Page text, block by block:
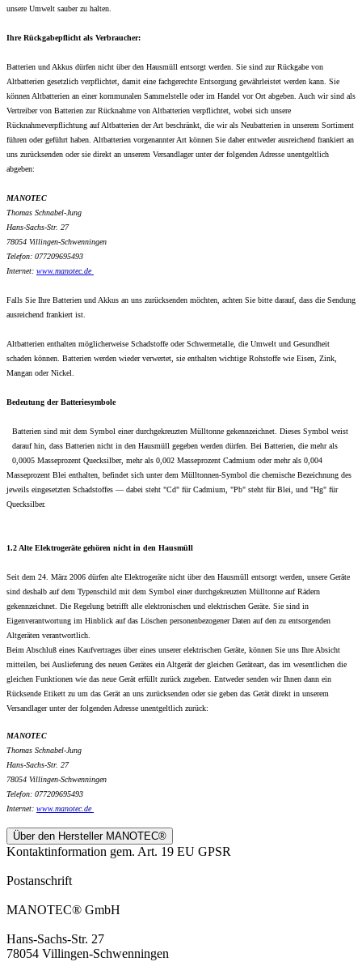
unsere Umwelt sauber zu halten.
Ihre Rückgabepflicht als Verbraucher:
Batterien und Akkus dürfen nicht über den Hausmüll entsorgt werden. Sie sind zur Rückgabe von
Altbatterien gesetzlich verpflichtet, damit eine fachgerechte Entsorgung gewährleistet werden kann. Sie
können Altbatterien an einer kommunalen Sammelstelle oder im Handel vor Ort abgeben. Auch wir sind als
Vertreiber von Batterien zur Rücknahme von Altbatterien verpflichtet, wobei sich unsere
Rücknahmeverpflichtung auf Altbatterien der Art beschränkt, die wir als Neubatterien in unserem Sortiment
führen oder geführt haben. Altbatterien vorgenannter Art können Sie daher entweder ausreichend frankiert an
uns zurücksenden oder sie direkt an unserem Versandlager unter der folgenden Adresse unentgeltlich
abgeben:
MANOTEC
Thomas Schnabel-Jung
Hans-Sachs-Str. 27
78054 Villingen-Schwenningen
Telefon: 077209695493
Internet: www.manotec.de
Falls Sie Ihre Batterien und Akkus an uns zurücksenden möchten, achten Sie bitte darauf, dass die Sendung
ausreichend frankiert ist.
Altbatterien enthalten möglicherweise Schadstoffe oder Schwermetalle, die Umwelt und Gesundheit
schaden können. Batterien werden wieder verwertet, sie enthalten wichtige Rohstoffe wie Eisen, Zink,
Mangan oder Nickel.
Bedeutung der Batteriesymbole
Batterien sind mit dem Symbol einer durchgekreuzten Mülltonne gekennzeichnet. Dieses Symbol weist
darauf hin, dass Batterien nicht in den Hausmüll gegeben werden dürfen. Bei Batterien, die mehr als
0,0005 Masseprozent Quecksilber, mehr als 0,002 Masseprozent Cadmium oder mehr als 0,004
Masseprozent Blei enthalten, befindet sich unter dem Mülltonnen-Symbol die chemische Bezeichnung des
jeweils eingesetzten Schadstoffes — dabei steht "Cd" für Cadmium, "Pb" steht für Blei, und "Hg" für
Quecksilber.
1.2 Alte Elektrogeräte gehören nicht in den Hausmüll
Seit dem 24. März 2006 dürfen alte Elektrogeräte nicht über den Hausmüll entsorgt werden, unsere Geräte
sind deshalb auf dem Typenschild mit dem Symbol einer durchgekreuzten Mülltonne auf Rädern
gekennzeichnet. Die Regelung betrifft alle elektronischen und elektrischen Geräte. Sie sind in
Eigenverantwortung im Hinblick auf das Löschen personenbezogener Daten auf den zu entsorgenden
Altgeräten verantwortlich.
Beim Abschluß eines Kaufvertrages über eines unserer elektrischen Geräte, können Sie uns Ihre Absicht
mitteilen, bei Auslieferung des neuen Gerätes ein Altgerät der gleichen Geräteart, das im wesentlichen die
gleichen Funktionen wie das neue Gerät erfüllt zurück zugeben. Entweder senden wir Ihnen dann ein
Rücksende Etikett zu um das Gerät an uns zurücksenden oder sie geben das Gerät direkt in unserem
Versandlager unter der folgenden Adresse unentgeltlich zurück:
MANOTEC
Thomas Schnabel-Jung
Hans-Sachs-Str. 27
78054 Villingen-Schwenningen
Telefon: 077209695493
Internet: www.manotec.de
Über den Hersteller MANOTEC®
Kontaktinformation gem. Art. 19 EU GPSR
Postanschrift
MANOTEC® GmbH
Hans-Sachs-Str. 27
78054 Villingen-Schwenningen